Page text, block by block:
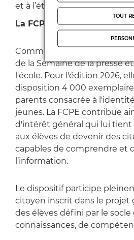
et à l’étranger.
La FCPE s’engage aux
Comme chaque année, la
de la Semaine de la presse
l'école. Pour l'édition 2026,
disposition 4 000
parents consacrée à
jeunes. La FCPE contribue
d'intérêt général qui lui
aux élèves de devenir des
capables de comprendre et
l’information.
Le dispositif participe
citoyen inscrit dans le projet
des élèves défini par le
connaissances, de
TOUT